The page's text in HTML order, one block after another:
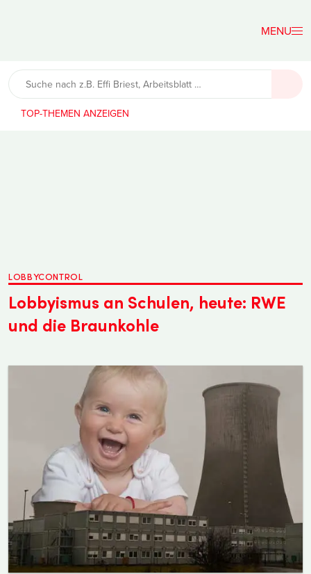
Lehrerfreund
TOP-THEMEN
LOBBYCONTROL
Lobbyismus an Schulen, heute: RWE
und die Braunkohle